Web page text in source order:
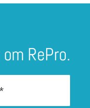
RePro.